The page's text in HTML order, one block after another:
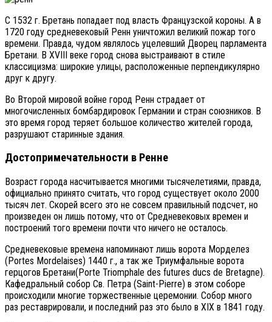
С 1532 г. Бретань попадает под власть Французской короны. А в
1720 году средневековый Ренн уничтожил великий пожар того
времени. Правда, чудом являлось уцелевший Дворец парламента
Бретани. В XVIII веке город снова выстраивают в стиле
классицизма: широкие улицы, расположенные перпендикулярно
друг к другу.
Во Второй мировой войне город Ренн страдает от
многочисленных бомбардировок Германии и стран союзников. В
это время город теряет большое количество жителей города,
разрушают старинные здания.
Достопримечательности в Ренне
Возраст города насчитывается многими тысячелетиями, правда,
официально принято считать, что город существует около 2000
тысяч лет. Скорей всего это не совсем правильный подсчет, но
произведен он лишь потому, что от Средневековых времен и
построений того времени почти что ничего не осталось.
Средневековые времена напоминают лишь ворота Морделез
(Portes Mordelaises) 1440 г., а так же Триумфальные ворота
герцогов Бретани(Porte Triomphale des futures ducs de Bretagne).
Кафедральный собор Св. Петра (Saint-Pierre) в этом соборе
происходили многие торжественные церемонии. Собор много
раз реставрировали, и последний раз это было в XIX в 1841 году.